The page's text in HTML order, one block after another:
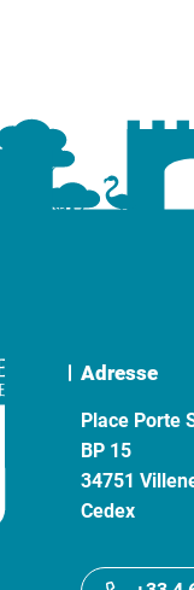
Adresse
Place Porte
BP 15
34751
Cedex